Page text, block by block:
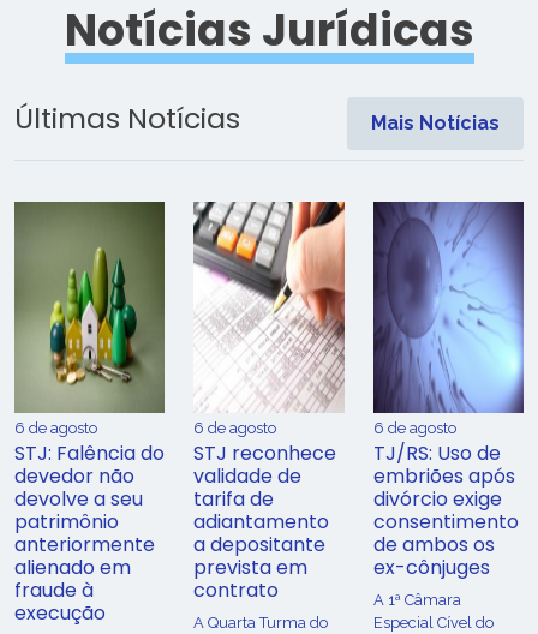
Notícias Jurídicas
Últimas Notícias Mais Notícias
6 de agosto
STJ: Falência do
devedor não
devolve a seu
patrimônio
anteriormente
alienado em
fraude à
execução
6 de agosto
STJ reconhece
validade de
tarifa de
adiantamento
a depositante
prevista em
contrato
A Quarta Turma do
6 de agosto
TJ/RS: Uso de
embriões após
divórcio exige
consentimento
de ambos os
ex-cônjuges
A 1ª Câmara
Especial Cível do